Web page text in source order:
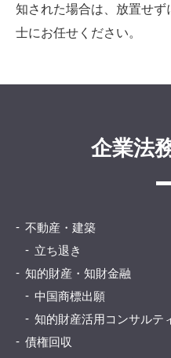
知された場合は、放置せ
士にお任せください。
企業法
不動産・建築
立ち退き
知的財産・知財金融
中国商標出願
知的財産活用コンサルテ
債権回収